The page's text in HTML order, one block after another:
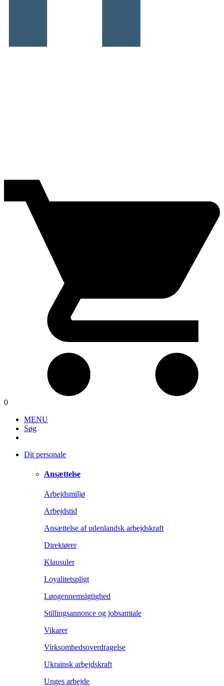
0
MENU
Søg
Dit personale
Ansættelse
Arbejdsmiljø
Arbejdstid
Ansættelse af udenlandsk arbejdskraft
Direktører
Klausuler
Loyalitetspligt
Løngennemsigtighed
Stillingsannonce og jobsamtale
Vikarer
Virksomhedsoverdragelse
Ukrainsk arbejdskraft
Unges arbejde